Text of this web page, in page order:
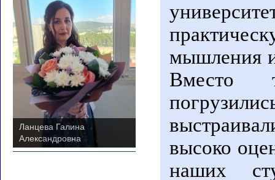
мышления
Вместо
высоко
наших
Ланцева Галина
Александровна
Илясова Наталья
Владимировна